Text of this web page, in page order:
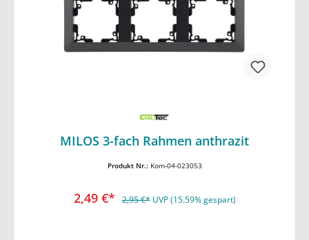
MILOS 3-fach Rahmen anthrazit
Produkt Nr.: Kom-04-023053
2,49 €* 2,95 €* UVP (15.59% gespart)